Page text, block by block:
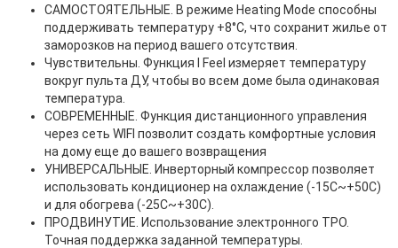
САМОСТОЯТЕЛЬНЫЕ. В режиме Heating Mode способны
поддерживать температуру +8°С, что сохранит жилье от
заморозков на период вашего отсутствия.
Чувствительны. Функция I Feel измеряет температуру
вокруг пульта ДУ, чтобы во всем доме была одинаковая
температура.
СОВРЕМЕННЫЕ. Функция дистанционного управления
через сеть WIFI позволит создать комфортные условия
на дому еще до вашего возвращения
УНИВЕРСАЛЬНЫЕ. Инверторный компрессор позволяет
использовать кондиционер на охлаждение (-15С~+50С)
и для обогрева (-25С~+30С).
ПРОДВИНУТИЕ. Использование электронного ТРО.
Точная поддержка заданной температуры.